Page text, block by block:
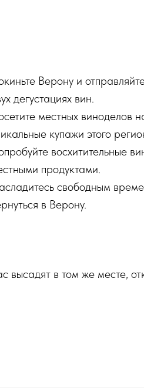
Верону и
дегустациях вин.
местных виноделов
купажи этого
восхитительные
продуктами.
свободным
в Верону.
высадят в том же месте,